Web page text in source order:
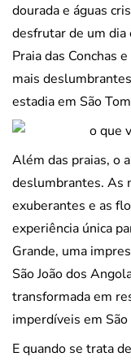
dourada e águas
desfrutar de um dia
Praia das Conchas
mais
estadia em São
Além das praias, o
deslumbrantes. As
exuberantes e as
experiência única
Grande, uma
São João dos
transformada em
imperdíveis em
E quando se trata